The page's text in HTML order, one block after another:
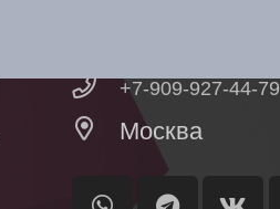
+7-909-927-44-79
Москва